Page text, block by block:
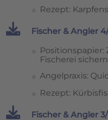
Rezept:
Fischer & Angler
Positionspapier:
Fischerei sichern
Angelpraxis:
Rezept:
Fischer & Angler